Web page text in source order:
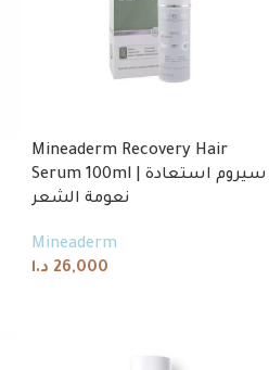
Mineaderm Recovery Hair
Serum 100ml | سيروم استعادة
نعومة الشعر
Mineaderm
26,000 د.ا